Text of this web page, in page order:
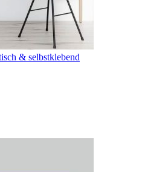
& selbstklebend